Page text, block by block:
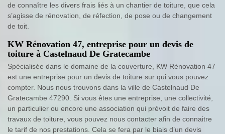
de connaître les divers frais liés à un chantier de toiture, que cela
s’agisse de rénovation, de réfection, de pose ou de changement
de toit.
KW Rénovation 47, entreprise pour un devis de
toiture à Castelnaud De Gratecambe
Spécialisée dans le domaine de la couverture, KW Rénovation 47
est une entreprise pour un devis de toiture sur qui vous pouvez
compter. Nous nous trouvons dans la ville de Castelnaud De
Gratecambe 47290. Si vous êtes une entreprise, une collectivité,
un particulier ou encore une association qui prévoit de faire des
travaux de toiture, vous pouvez nous contacter afin de connaitre
le tarif de nos prestations. Cela se fera par le biais d’un devis